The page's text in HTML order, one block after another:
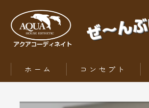
ホーム コンセプト